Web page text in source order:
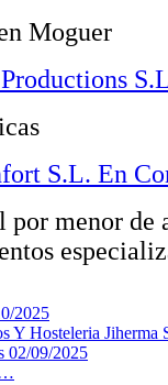
Moguer
S.L. En
por menor de
2025
Y Hosteleria Jiherma
02/09/2025